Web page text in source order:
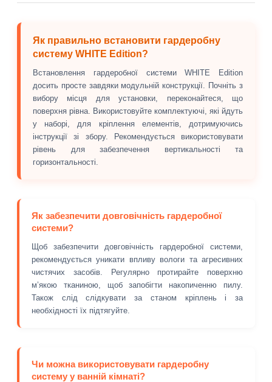
Як правильно встановити гардеробну
систему WHITE Edition?
Встановлення гардеробної системи WHITE Edition
досить просте завдяки модульній конструкції. Почніть з
вибору місця для установки, переконайтеся, що
поверхня рівна. Використовуйте комплектуючі, які йдуть
у наборі, для кріплення елементів, дотримуючись
інструкції зі збору. Рекомендується використовувати
рівень для забезпечення вертикальності та
горизонтальності.
Як забезпечити довговічність гардеробної
системи?
Щоб забезпечити довговічність гардеробної системи,
рекомендується уникати впливу вологи та агресивних
чистячих засобів. Регулярно протирайте поверхню
м’якою тканиною, щоб запобігти накопиченню пилу.
Також слід слідкувати за станом кріплень і за
необхідності їх підтягуйте.
Чи можна використовувати гардеробну
систему у ванній кімнаті?